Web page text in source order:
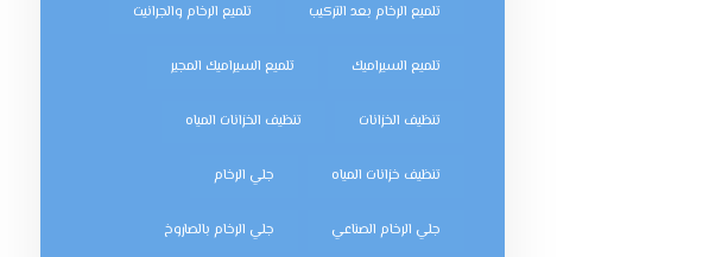
تلميع الرخام بعد التركيب تلميع الرخام والجرانيت
تلميع السيراميك تلميع السيراميك المجير
تنظيف الخزانات تنظيف الخزانات المياه
تنظيف خزانات المياه جلي الرخام
جلي الرخام الصناعي جلي الرخام بالصاروخ